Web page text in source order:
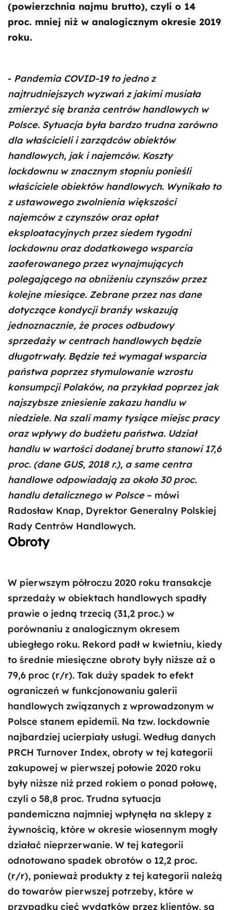
(powierzchnia najmu brutto), czyli o 14
proc. mniej niż w analogicznym okresie 2019
roku.
- Pandemia COVID-19 to jedno z
najtrudniejszych wyzwań z jakimi musiała
zmierzyć się branża centrów handlowych w
Polsce. Sytuacja była bardzo trudna zarówno
dla właścicieli i zarządców obiektów
handlowych, jak i najemców. Koszty
lockdownu w znacznym stopniu ponieśli
właściciele obiektów handlowych. Wynikało to
z ustawowego zwolnienia większości
najemców z czynszów oraz opłat
eksploatacyjnych przez siedem tygodni
lockdownu oraz dodatkowego wsparcia
zaoferowanego przez wynajmujących
polegającego na obniżeniu czynszów przez
kolejne miesiące. Zebrane przez nas dane
dotyczące kondycji branży wskazują
jednoznacznie, że proces odbudowy
sprzedaży w centrach handlowych będzie
długotrwały. Będzie też wymagał wsparcia
państwa poprzez stymulowanie wzrostu
konsumpcji Polaków, na przykład poprzez jak
najszybsze zniesienie zakazu handlu w
niedziele. Na szali mamy tysiące miejsc pracy
oraz wpływy do budżetu państwa. Udział
handlu w wartości dodanej brutto stanowi 17,6
proc. (dane GUS, 2018 r.), a same centra
handlowe odpowiadają za około 30 proc.
handlu detalicznego w Polsce– mówi
Radosław Knap, Dyrektor Generalny Polskiej
Rady Centrów Handlowych.
Obroty
W pierwszym półroczu 2020 roku transakcje
sprzedaży w obiektach handlowych spadły
prawie o jedną trzecią (31,2 proc.) w
porównaniu z analogicznym okresem
ubiegłego roku. Rekord padł w kwietniu, kiedy
to średnie miesięczne obroty były niższe aż o
79,6 proc (r/r). Tak duży spadek to efekt
ograniczeń w funkcjonowaniu galerii
handlowych związanych z wprowadzonym w
Polsce stanem epidemii. Na tzw. lockdownie
najbardziej ucierpiały usługi. Według danych
PRCH Turnover Index, obroty w tej kategorii
zakupowej w pierwszej połowie 2020 roku
były niższe niż przed rokiem o ponad połowę,
czyli o 58,8 proc. Trudna sytuacja
pandemiczna najmniej wpłynęła na sklepy z
żywnością, które w okresie wiosennym mogły
działać nieprzerwanie. W tej kategorii
odnotowano spadek obrotów o 12,2 proc.
(r/r), ponieważ produkty z tej kategorii należą
do towarów pierwszej potrzeby, które w
przypadku cięć wydatków przez klientów, są